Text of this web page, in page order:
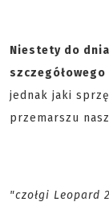
Niestety do
jednak jaki
przemarszu
"czołgi Leopard